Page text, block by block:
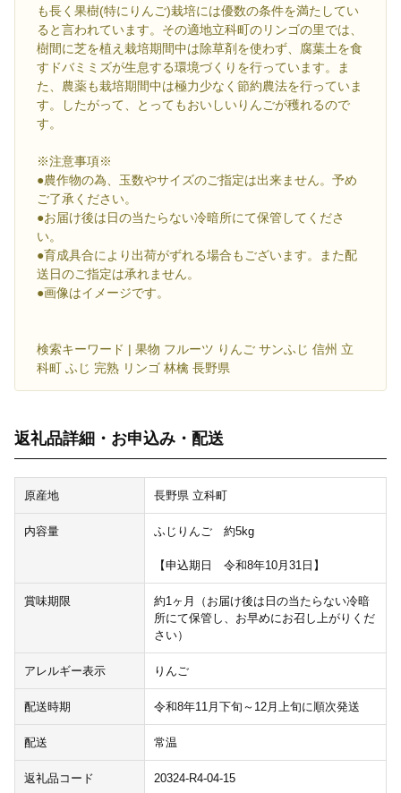
も長く果樹(特にりんご)栽培には優数の条件を満たしてい
ると言われています。その適地立科町のリンゴの里では、
樹間に芝を植え栽培期間中は除草剤を使わず、腐葉土を食
すドバミミズが生息する環境づくりを行っています。ま
た、農薬も栽培期間中は極力少なく節約農法を行っていま
す。したがって、とってもおいしいりんごが穫れるので
す。
※注意事項※
●農作物の為、玉数やサイズのご指定は出来ません。予め
ご了承ください。
●お届け後は日の当たらない冷暗所にて保管してくださ
い。
●育成具合により出荷がずれる場合もございます。また配
送日のご指定は承れません。
●画像はイメージです。
検索キーワード | 果物 フルーツ りんご サンふじ 信州 立
科町 ふじ 完熟 リンゴ 林檎 長野県
返礼品詳細・お申込み・配送
原産地 長野県 立科町
内容量 ふじりんご 約5kg
【申込期日 令和8年10月31日】
賞味期限
約1ヶ月（お届け後は日の当たらない冷暗
所にて保管し、お早めにお召し上がりくだ
さい）
アレルギー表示 りんご
配送時期 令和8年11月下旬～12月上旬に順次発送
配送 常温
返礼品コード 20324-R4-04-15